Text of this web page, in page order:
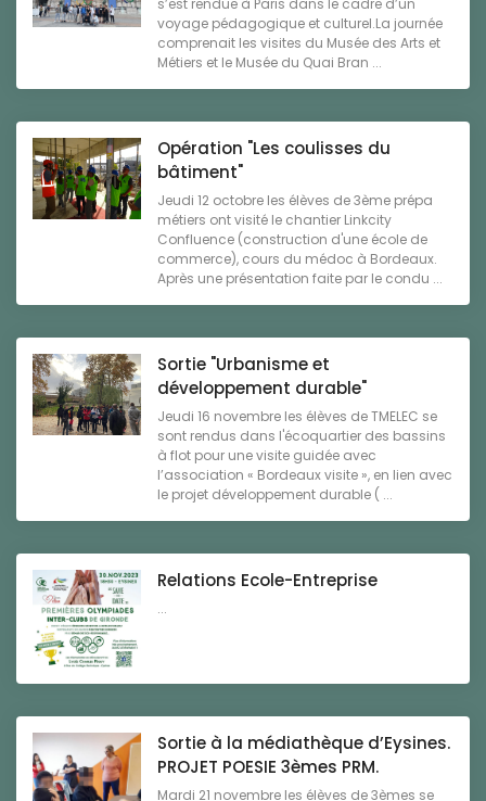
voyage pédagogique et culturel.La journée
comprenait les visites du Musée des Arts et
Métiers et le Musée du Quai Bran ...
Opération "Les coulisses du
bâtiment"
Jeudi 12 octobre les élèves de 3ème prépa
métiers ont visité le chantier Linkcity
Confluence (construction d'une école de
commerce), cours du médoc à Bordeaux.
Après une présentation faite par le condu ...
Sortie "Urbanisme et
développement durable"
Jeudi 16 novembre les élèves de TMELEC se
sont rendus dans l'écoquartier des bassins
à flot pour une visite guidée avec
l’association « Bordeaux visite », en lien avec
le projet développement durable ( ...
Relations Ecole-Entreprise
...
Sortie à la médiathèque d’Eysines.
PROJET POESIE 3èmes PRM.
Mardi 21 novembre les élèves de 3èmes se